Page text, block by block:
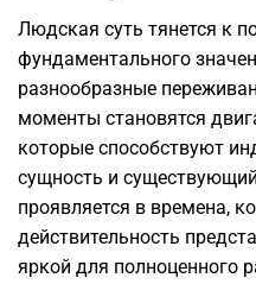
Людская суть тянется к
фундаментального
разнообразные
моменты становятся
которые способствуют
сущность и
проявляется в времена,
действительность
яркой для полноценного